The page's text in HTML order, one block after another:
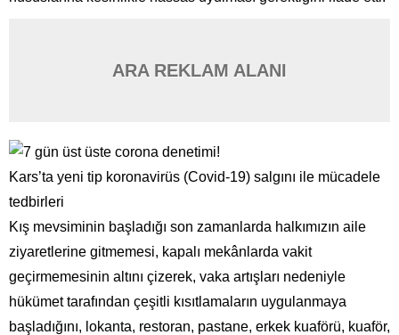
ARA REKLAM ALANI
Kars’ta yeni tip koronavirüs (Covid-19) salgını ile mücadele
tedbirleri
Kış mevsiminin başladığı son zamanlarda halkımızın aile
ziyaretlerine gitmemesi, kapalı mekânlarda vakit
geçirmemesinin altını çizerek, vaka artışları nedeniyle
hükümet tarafından çeşitli kısıtlamaların uygulanmaya
başladığını, lokanta, restoran, pastane, erkek kuaförü, kuaför,